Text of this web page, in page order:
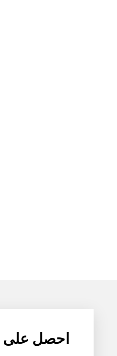
احصل على